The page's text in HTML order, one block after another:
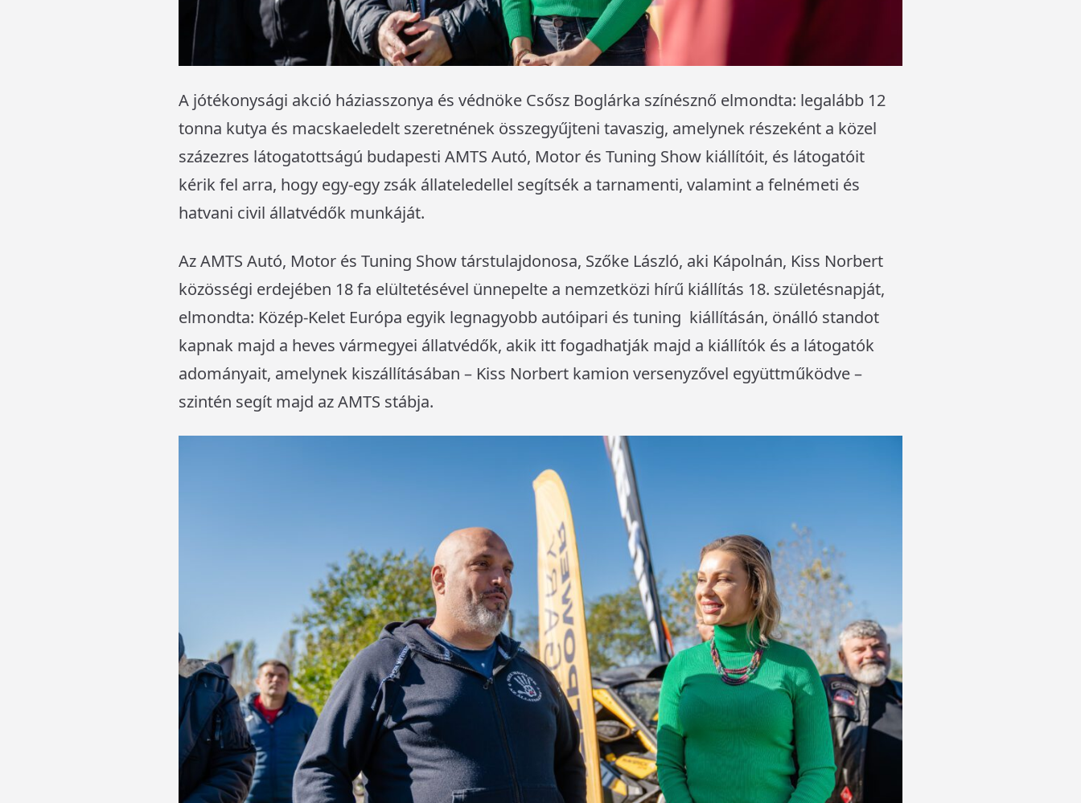
A jótékonysági akció háziasszonya és védnöke Csősz Boglárka színésznő elmondta: legalább 12
tonna kutya és macskaeledelt szeretnének összegyűjteni tavaszig, amelynek részeként a közel
százezres látogatottságú budapesti AMTS Autó, Motor és Tuning Show kiállítóit, és látogatóit
kérik fel arra, hogy egy-egy zsák állateledellel segítsék a tarnamenti, valamint a felnémeti és
hatvani civil állatvédők munkáját.
Az AMTS Autó, Motor és Tuning Show társtulajdonosa, Szőke László, aki Kápolnán, Kiss Norbert
közösségi erdejében 18 fa elültetésével ünnepelte a nemzetközi hírű kiállítás 18. születésnapját,
elmondta: Közép-Kelet Európa egyik legnagyobb autóipari és tuning kiállításán, önálló standot
kapnak majd a heves vármegyei állatvédők, akik itt fogadhatják majd a kiállítók és a látogatók
adományait, amelynek kiszállításában – Kiss Norbert kamion versenyzővel együttműködve –
szintén segít majd az AMTS stábja.